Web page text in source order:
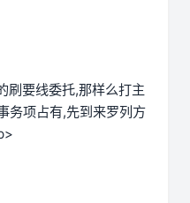
刷要线委托,那样么打主
务项占有,先到来罗列方